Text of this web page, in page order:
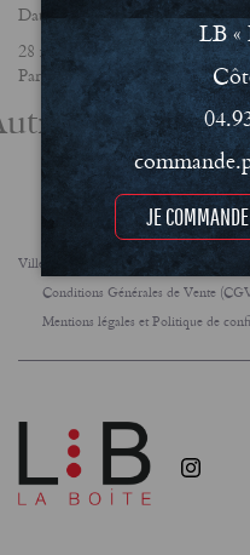
Date
28 février 2025
Partager
actualités
Villes FAQ Le concept
Conditions Générales de Vente
Mentions légales et Politique de
LB «
JE